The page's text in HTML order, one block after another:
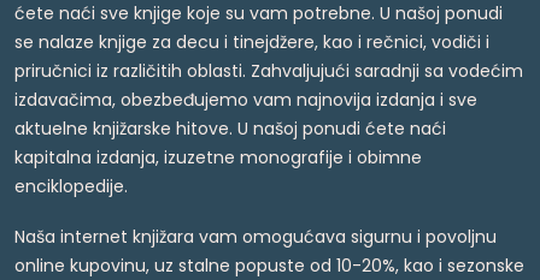
ćete naći sve knjige koje su vam potrebne. U našoj ponudi
se nalaze knjige za decu i tinejdžere, kao i rečnici, vodiči i
priručnici iz različitih oblasti. Zahvaljujući saradnji sa vodećim
izdavačima, obezbeđujemo vam najnovija izdanja i sve
aktuelne knjižarske hitove. U našoj ponudi ćete naći
kapitalna izdanja, izuzetne monografije i obimne
enciklopedije.
Naša internet knjižara vam omogućava sigurnu i povoljnu
online kupovinu, uz stalne popuste od 10-20%, kao i sezonske